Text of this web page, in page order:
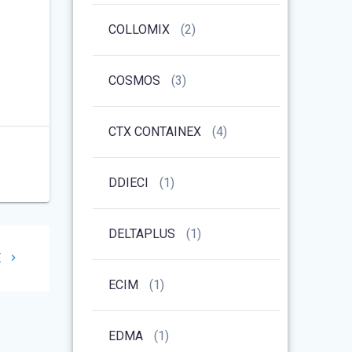
COLLOMIX (2)
COSMOS (3)
CTX CONTAINEX (4)
DDIECI (1)
DELTAPLUS (1)
ECIM (1)
EDMA (1)